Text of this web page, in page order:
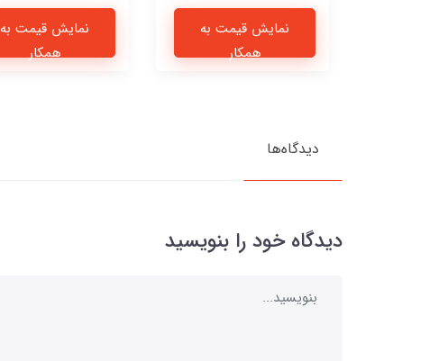
نمایش قیمت به
همکار
نمایش قیمت به
همکار
دیدگاه‌ها
دیدگاه خود را بنویسید